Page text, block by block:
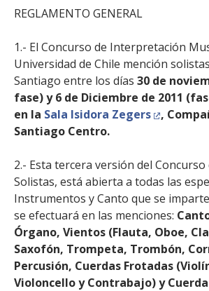
REGLAMENTO GENERAL
1.- El Concurso de Interpretación
Universidad de Chile mención
Santiago entre los días 30 de
fase) y 6 de Diciembre de 2011
en la Sala Isidora Zegers
,
Santiago Centro.
2.- Esta tercera versión del
Solistas, está abierta a todas las
Instrumentos y Canto que se
se efectuará en las menciones:
Órgano, Vientos (Flauta, Oboe,
Saxofón, Trompeta, Trombón,
Percusión, Cuerdas Frotadas
Violoncello y Contrabajo) y